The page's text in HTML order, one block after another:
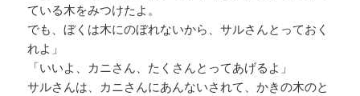
ている木をみつけたよ。
でも、ぼくは木にのぼれないから、サルさんとっておく
れよ」
「いいよ、カニさん、たくさんとってあげるよ」
サルさんは、カニさんにあんないされて、かきの木のと